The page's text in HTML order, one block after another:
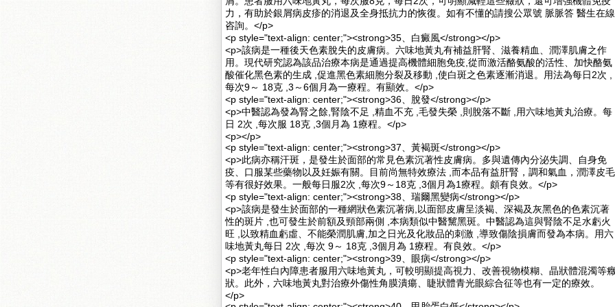
力，有助於銀屑病皮疹的消退及全身抵抗力的恢復。如有不懂的請搜公眾號 脈脈答 醫生在線
咨詢。</p>
<p style="text-align: center;"><strong>35、白癜風</strong></p>
<p>該病是一種後天色素脫失的皮膚病。六味地黃丸有補益肝腎、滋養精血、潤澤肌膚之作
用。現代研究認為該品治療本病是通過提高機體細胞免疫,從而激活酪氨酸的活性、加快酪氨
酸催化黑色素的生成 ,促進黑色素細胞分裂及移動 ,使白斑之色素逐漸消退。用法為每日2次 ,
每次9～ 18克 ,3～6個月為一療程。有顯效。</p>
<p style="text-align: center;"><strong>36、脫發</strong></p>
<p>中醫認為發為腎之餘,腎陰不足 ,精血不充 ,毛發失榮 ,則脫落不斷 ,用六味地黃丸治療。每
日 2次 ,每次服 18克 ,3個月為 1療程。</p>
<p></p>
<p style="text-align: center;"><strong>37、黃褐斑</strong></p>
<p>此病亦稱汗斑，是發生於面部的常見色素沉著性皮膚病。多與遺傳內分泌失調、自身免
疫、口服某些藥物以及妊娠有關。目前尚無特效療法 ,而本品有益肝腎，調和氣血，潤澤皮毛
等有很好效果。一般每日服2次 ,每次9～18克 ,3個月為1療程。頗有良效。</p>
<p style="text-align: center;"><strong>38、瑞爾黑變病</strong></p>
<p>該病是發生於面部的一種網狀色素沉著病,以面部皮膚呈淡褐、深褐及灰黑色的色素沉著
性的斑片 ,也可發生於前額及頸部兩側 ,本病類似中醫黧黑斑。中醫認為這與腎陰不足水虧火
旺 ,以致精血虧虛、不能榮潤肌膚,加之日光及化妝品的刺激 ,導致傷陰損膚而發為本病。用六
味地黃丸每日 2次 ,每次 9～ 18克 ,3個月為 1療程。有良效。</p>
<p style="text-align: center;"><strong>39、眼病</strong></p>
<p>老年性白內障患者服用六味地黃丸，可較明顯提高視力、改善視物模糊、晶狀體混濁等
狀。此外，六味地黃丸對治療外傷性角膜潰瘍、睫狀體青光眼綜合征等也有一定的療效。
</p>